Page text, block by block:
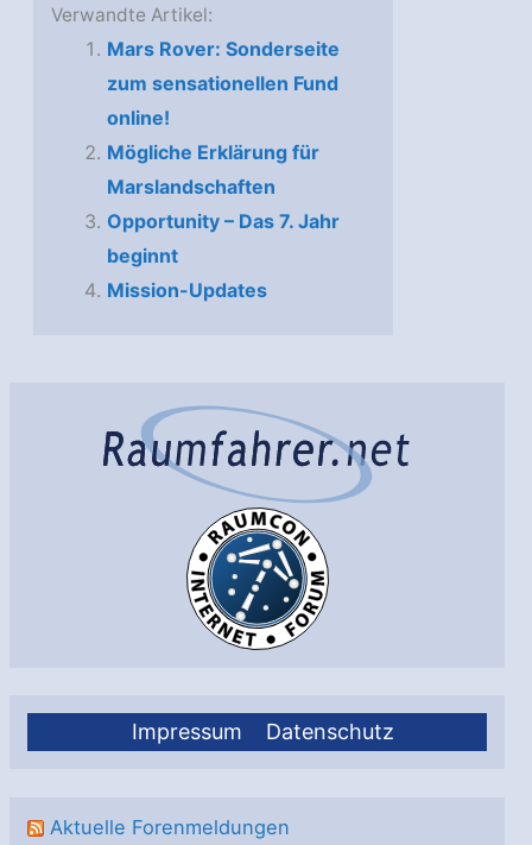
Impressum Datenschutz
Aktuelle Forenmeldungen
Verwandte Artikel:
Mars Rover: Sonderseite
zum sensationellen Fund
online!
Mögliche Erklärung für
Marslandschaften
Opportunity – Das 7. Jahr
beginnt
Mission-Updates